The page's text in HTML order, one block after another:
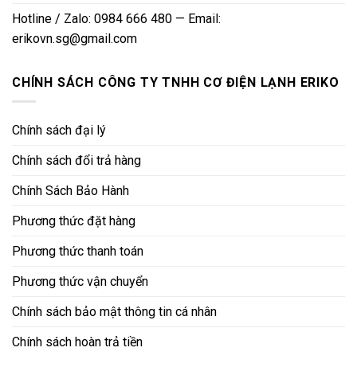
Hotline / Zalo: 0984 666 480 — Email:
erikovn.sg@gmail.com
CHÍNH SÁCH CÔNG TY TNHH CƠ ĐIỆN LẠNH ERIKO
Chính sách đại lý
Chính sách đổi trả hàng
Chính Sách Bảo Hành
Phương thức đặt hàng
Phương thức thanh toán
Phương thức vận chuyển
Chính sách bảo mật thông tin cá nhân
Chính sách hoàn trả tiền